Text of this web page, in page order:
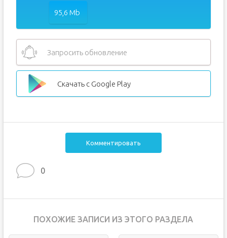
95,6 Mb
Запросить обновление
Скачать с Google Play
Комментировать
0
ПОХОЖИЕ ЗАПИСИ ИЗ ЭТОГО РАЗДЕЛА